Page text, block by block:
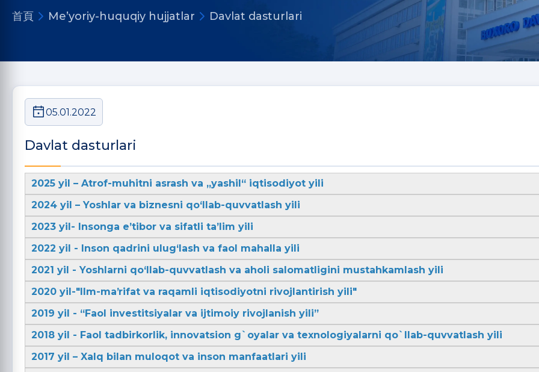
首頁 Me’yoriy-huquqiy hujjatlar Davlat dasturlari
05.01.2022
Davlat dasturlari
2025 yil – Atrof-muhitni asrash va „yashil“ iqtisodiyot yili
2024 yil – Yoshlar va biznesni qo‘llab-quvvatlash yili
2023 yil- Insonga e’tibor va sifatli ta’lim yili
2022 yil - Inson qadrini ulug‘lash va faol mahalla yili
2021 yil - Yoshlarni qo‘llab-quvvatlash va aholi salomatligini mustahkamlash yili
2020 yil-"Ilm-maʼrifat va raqamli iqtisodiyotni rivojlantirish yili"
2019 yil - “Faol investitsiyalar va ijtimoiy rivojlanish yili”
2018 yil - Faol tadbirkorlik, innovatsion g`oyalar va texnologiyalarni qo`llab-quvvatlash yili
2017 yil – Xalq bilan muloqot va inson manfaatlari yili